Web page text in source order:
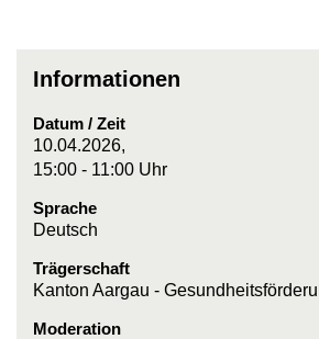
Informationen
Datum / Zeit
10.04.2026,
15:00 - 11:00 Uhr
Sprache
Deutsch
Trägerschaft
Kanton Aargau -
Moderation